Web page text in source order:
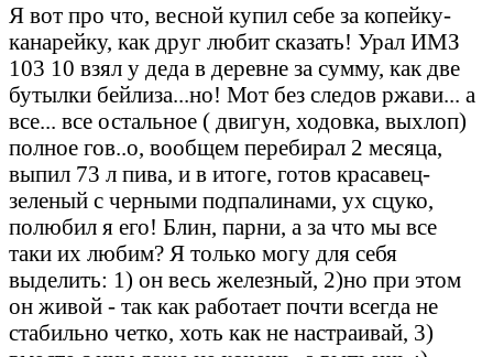
Я вот про что, весной купил себе за копейку-
канарейку, как друг любит сказать! Урал ИМЗ
103 10 взял у деда в деревне за сумму, как две
бутылки бейлиза...но! Мот без следов ржави... а
все... все остальное ( двигун, ходовка, выхлоп)
полное гов..о, вообщем перебирал 2 месяца,
выпил 73 л пива, и в итоге, готов красавец-
зеленый с черными подпалинами, ух сцуко,
полюбил я его! Блин, парни, а за что мы все
таки их любим? Я только могу для себя
выделить: 1) он весь железный, 2)но при этом
он живой - так как работает почти всегда не
стабильно четко, хоть как не настраивай, 3)